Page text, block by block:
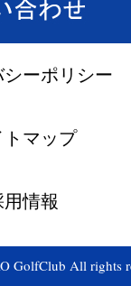
ーポリシー
トマップ
用情報
GolfClub All rights